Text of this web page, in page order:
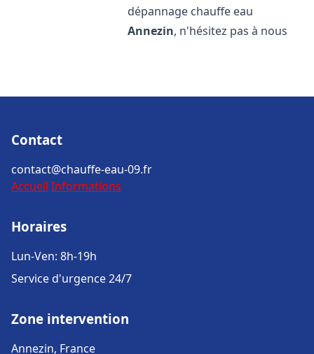
dépannage chauffe eau
Annezin, n'hésitez pas à nous
Contact
contact@chauffe-eau-09.fr
Accueil Informations
Horaires
Lun-Ven: 8h-19h
Service d'urgence 24/7
Zone intervention
Annezin, France